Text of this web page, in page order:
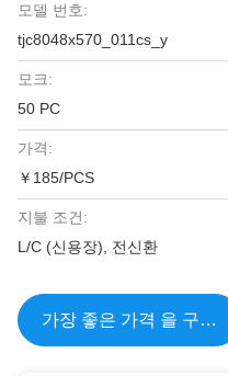
모델 번호:
tjc8048x570_011cs_y
모크:
50 PC
가격:
￥185/PCS
지불 조건:
L/C (신용장), 전신환
가장 좋은 가격 을 구하라